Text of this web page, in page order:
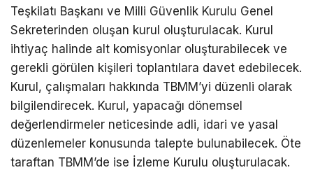
Teşkilatı Başkanı ve Milli Güvenlik Kurulu Genel
Sekreterinden oluşan kurul oluşturulacak. Kurul
ihtiyaç halinde alt komisyonlar oluşturabilecek ve
gerekli görülen kişileri toplantılara davet edebilecek.
Kurul, çalışmaları hakkında TBMM’yi düzenli olarak
bilgilendirecek. Kurul, yapacağı dönemsel
değerlendirmeler neticesinde adli, idari ve yasal
düzenlemeler konusunda talepte bulunabilecek. Öte
taraftan TBMM’de ise İzleme Kurulu oluşturulacak.